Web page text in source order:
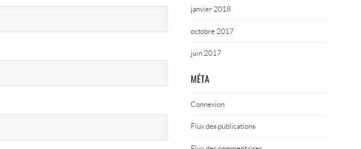
janvier 2018
octobre 2017
juin 2017
MÉTA
Connexion
Flux des publications